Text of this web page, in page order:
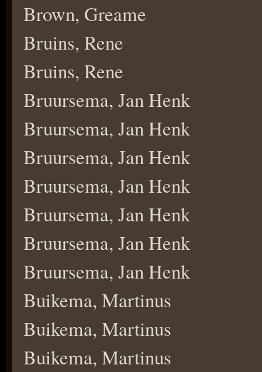
Brown, Greame
Bruins, Rene
Bruins, Rene
Bruursema, Jan Henk
Bruursema, Jan Henk
Bruursema, Jan Henk
Bruursema, Jan Henk
Bruursema, Jan Henk
Bruursema, Jan Henk
Bruursema, Jan Henk
Buikema, Martinus
Buikema, Martinus
Buikema, Martinus